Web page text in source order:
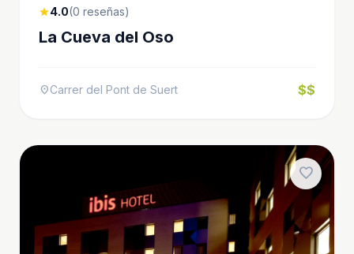
star4.0(0 reseñas)
La Cueva del Oso
location_onCarrer del Pont de Suert $$
favorite